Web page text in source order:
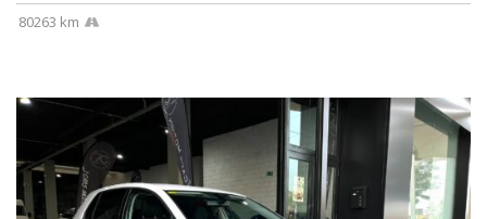
80263 km